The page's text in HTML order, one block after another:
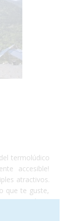
termolúdico
accesible!
atractivos.
que te guste,
sus tiendas y